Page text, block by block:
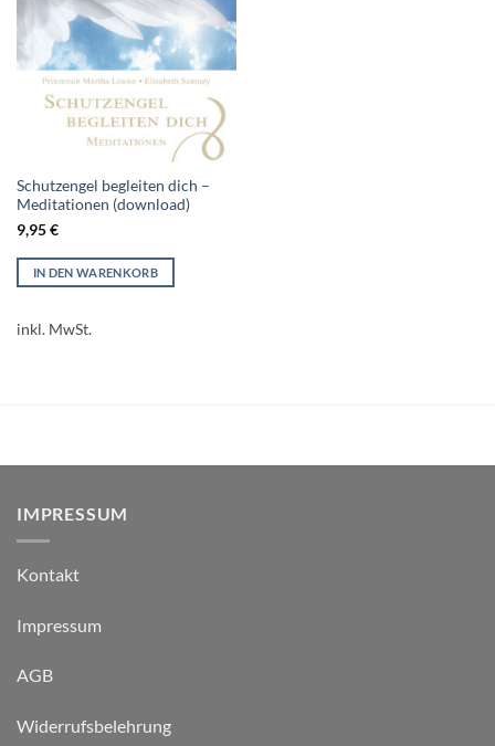
Schutzengel begleiten dich –
Meditationen (download)
9,95€
IN DEN WARENKORB
inkl. MwSt.
IMPRESSUM
Kontakt
Impressum
AGB
Widerrufsbelehrung